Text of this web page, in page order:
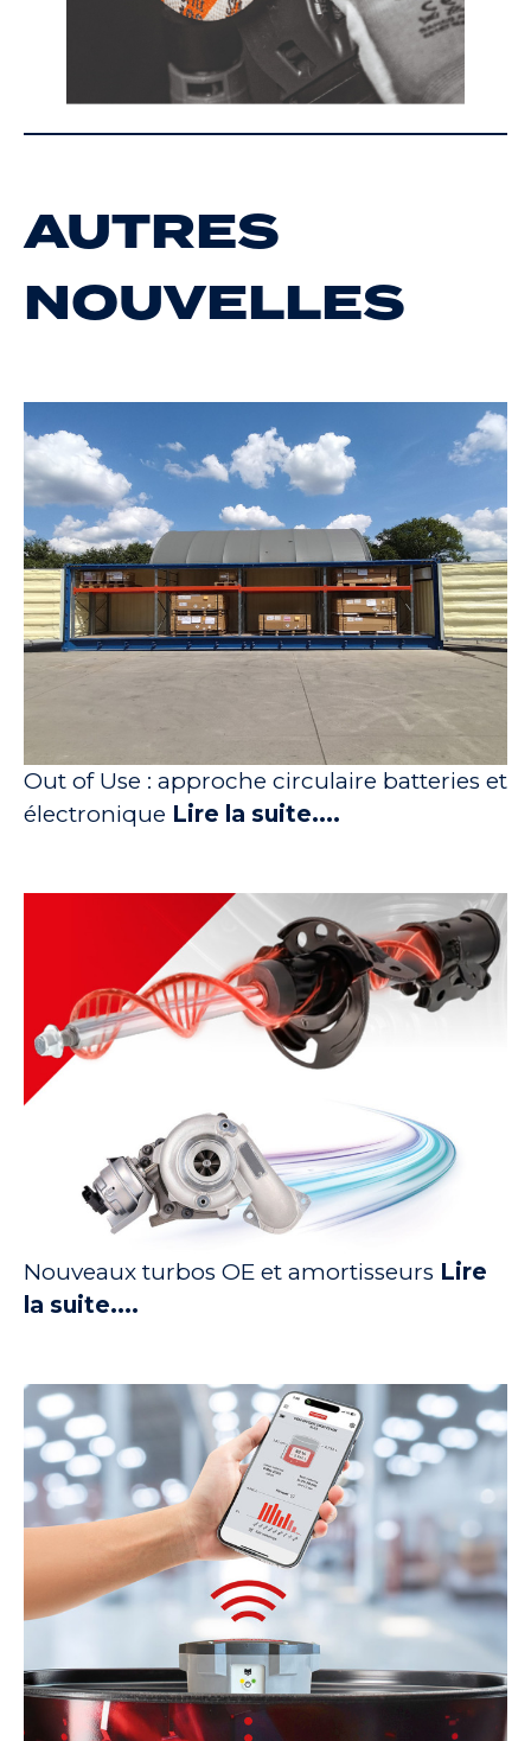
AUTRES
NOUVELLES
Out of Use : approche circulaire batteries et
électronique Lire la suite....
Nouveaux turbos OE et amortisseurs Lire
la suite....